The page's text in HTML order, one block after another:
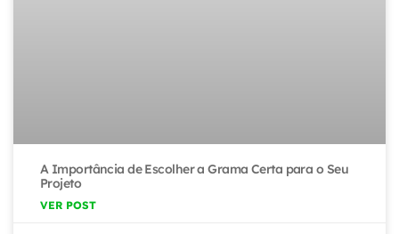
A Importância de Escolher a Grama Certa para o Seu
Projeto
VER POST